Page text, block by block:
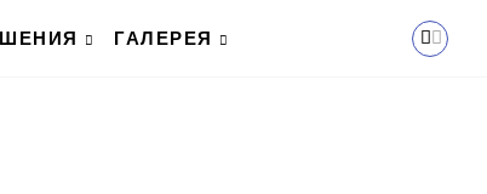
ГАЛЕРЕЯ